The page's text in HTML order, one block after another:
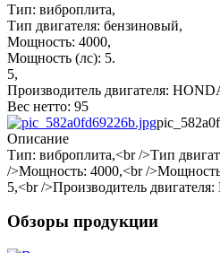
Тип: виброплита,
Тип двигателя: бензиновый,
Мощность: 4000,
Мощность (лс): 5.
5,
Производитель двигателя:
Вес нетто: 95
Описание
Тип: виброплита,<br />Тип
/>Мощность: 4000,<br /
5,<br />Производитель
Обзоры продукции